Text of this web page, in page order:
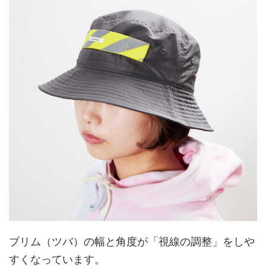
ブリム（ツバ）の幅と角度が「視線の調整」をしや
すくなっています。